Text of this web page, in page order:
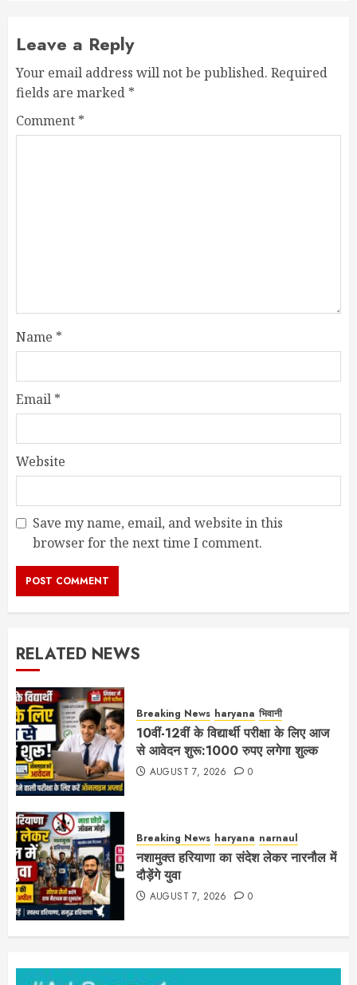
Leave a Reply
Your email address will not be published. Required
fields are marked *
Comment *
Name *
Email *
Website
Save my name, email, and website in this
browser for the next time I comment.
RELATED NEWS
Breaking News haryana भिवानी
10वीं-12वीं के विद्यार्थी परीक्षा के लिए आज
से आवेदन शुरू:1000 रुपए लगेगा शुल्क
AUGUST 7, 2026 0
Breaking News haryana narnaul
नशामुक्त हरियाणा का संदेश लेकर नारनौल में
दौड़ेंगे युवा
AUGUST 7, 2026 0